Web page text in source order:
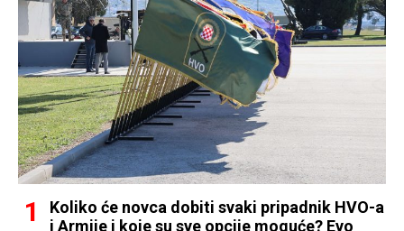
Koliko će novca dobiti svaki pripadnik HVO-a
i Armije i koje su sve opcije moguće? Evo